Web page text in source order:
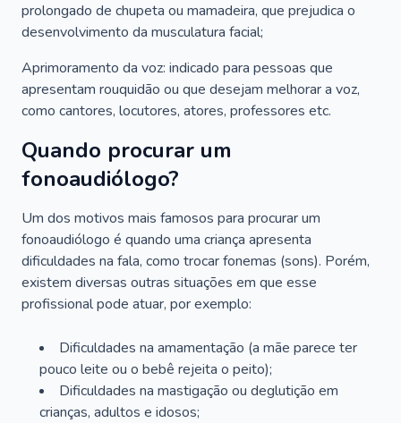
prolongado de chupeta ou mamadeira, que prejudica o
desenvolvimento da musculatura facial;
Aprimoramento da voz: indicado para pessoas que
apresentam rouquidão ou que desejam melhorar a voz,
como cantores, locutores, atores, professores etc.
Quando procurar um
fonoaudiólogo?
Um dos motivos mais famosos para procurar um
fonoaudiólogo é quando uma criança apresenta
dificuldades na fala, como trocar fonemas (sons). Porém,
existem diversas outras situações em que esse
profissional pode atuar, por exemplo:
Dificuldades na amamentação (a mãe parece ter
pouco leite ou o bebê rejeita o peito);
Dificuldades na mastigação ou deglutição em
crianças, adultos e idosos;